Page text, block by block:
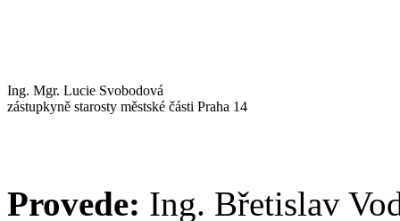
Ing. Mgr. Lucie Svobodová
zástupkyně starosty městské části Praha 14
Provede: Ing. Břetislav